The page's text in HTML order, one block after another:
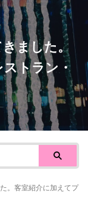
ました。
トラン・
。客室紹介に加えてプ